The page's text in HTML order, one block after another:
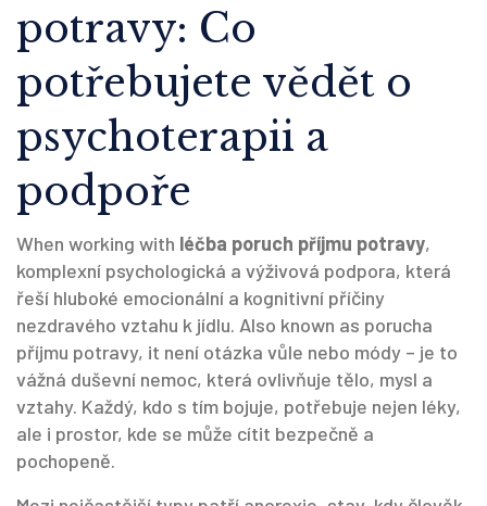
potravy: Co
potřebujete vědět o
psychoterapii a
podpoře
When working with léčba poruch příjmu potravy,
komplexní psychologická a výživová podpora, která
řeší hluboké emocionální a kognitivní příčiny
nezdravého vztahu k jídlu. Also known as porucha
příjmu potravy, it není otázka vůle nebo módy – je to
vážná duševní nemoc, která ovlivňuje tělo, mysl a
vztahy. Každý, kdo s tím bojuje, potřebuje nejen léky,
ale i prostor, kde se může cítit bezpečně a
pochopeně.